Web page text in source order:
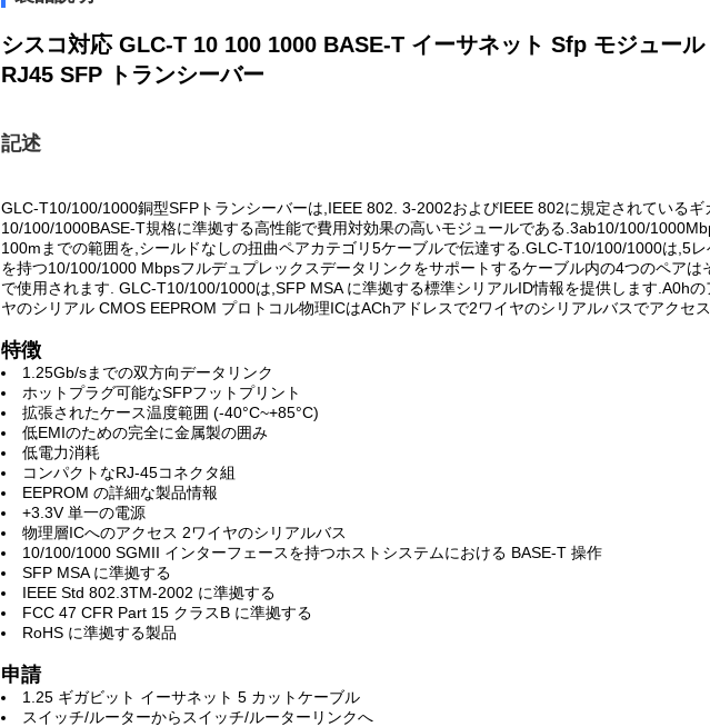
シスコ対応 GLC-T 10 100 1000 BASE-T イーサネット Sfp モジュー
RJ45 SFP トランシーバー
記述
GLC-T10/100/1000銅型SFPトランシーバーは,IEEE 802. 3-2002およびIEEE 802に規定されている
10/100/1000BASE-T規格に準拠する高性能で費用対効果の高いモジュールである.3ab10/100/
100mまでの範囲を,シールドなしの扭曲ペアカテゴリ5ケーブルで伝達する.GLC-T10/100/1000は,5
を持つ10/100/1000 Mbpsフルデュプレックスデータリンクをサポートするケーブル内の4つのペア
で使用されます. GLC-T10/100/1000は,SFP MSA に準拠する標準シリアルID情報を提供します.A0h
ヤのシリアル CMOS EEPROM プロトコル物理ICはAChアドレスで2ワイヤのシリアルバスでアクセ
特徴
1.25Gb/sまでの双方向データリンク
ホットプラグ可能なSFPフットプリント
拡張されたケース温度範囲 (-40°C~+85°C)
低EMIのための完全に金属製の囲み
低電力消耗
コンパクトなRJ-45コネクタ組
EEPROM の詳細な製品情報
+3.3V 単一の電源
物理層ICへのアクセス 2ワイヤのシリアルバス
10/100/1000 SGMII インターフェースを持つホストシステムにおける BASE-T 操作
SFP MSA に準拠する
IEEE Std 802.3TM-2002 に準拠する
FCC 47 CFR Part 15 クラスB に準拠する
RoHS に準拠する製品
申請
1.25 ギガビット イーサネット 5 カットケーブル
スイッチ/ルーターからスイッチ/ルーターリンクへ